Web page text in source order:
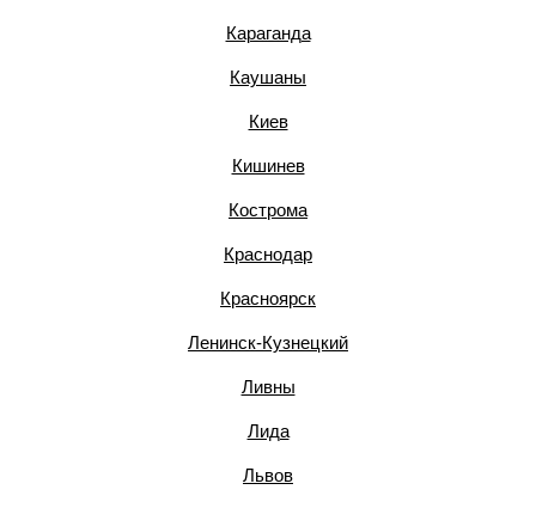
Караганда
Каушаны
Киев
Кишинев
Кострома
Краснодар
Красноярск
Ленинск-Кузнецкий
Ливны
Лида
Львов